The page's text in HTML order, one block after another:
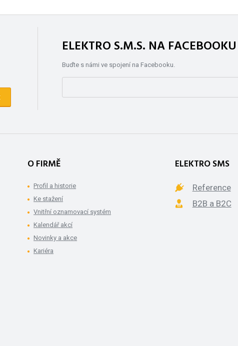
ELEKTRO S.M.S. NA FACEBOOKU
Buďte s námi ve spojení na Facebooku.
O FIRMĚ
Profil a historie
Ke stažení
Vnitřní oznamovací systém
Kalendář akcí
Novinky a akce
Kariéra
ELEKTRO SMS
Reference
B2B a B2C